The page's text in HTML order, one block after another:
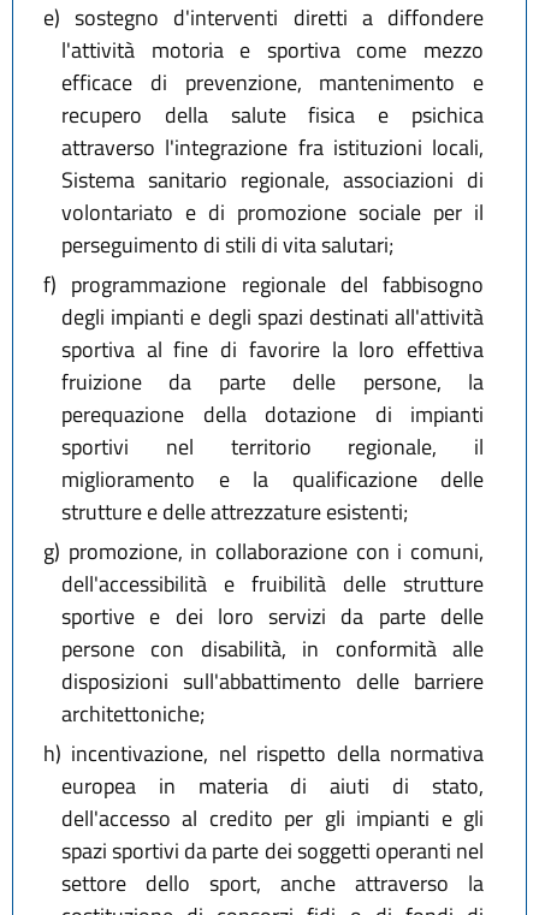
e) sostegno d'interventi diretti a diffondere
l'attività motoria e sportiva come mezzo
efficace di prevenzione, mantenimento e
recupero della salute fisica e psichica
attraverso l'integrazione fra istituzioni locali,
Sistema sanitario regionale, associazioni di
volontariato e di promozione sociale per il
perseguimento di stili di vita salutari;
f) programmazione regionale del fabbisogno
degli impianti e degli spazi destinati all'attività
sportiva al fine di favorire la loro effettiva
fruizione da parte delle persone, la
perequazione della dotazione di impianti
sportivi nel territorio regionale, il
miglioramento e la qualificazione delle
strutture e delle attrezzature esistenti;
g) promozione, in collaborazione con i comuni,
dell'accessibilità e fruibilità delle strutture
sportive e dei loro servizi da parte delle
persone con disabilità, in conformità alle
disposizioni sull'abbattimento delle barriere
architettoniche;
h) incentivazione, nel rispetto della normativa
europea in materia di aiuti di stato,
dell'accesso al credito per gli impianti e gli
spazi sportivi da parte dei soggetti operanti nel
settore dello sport, anche attraverso la